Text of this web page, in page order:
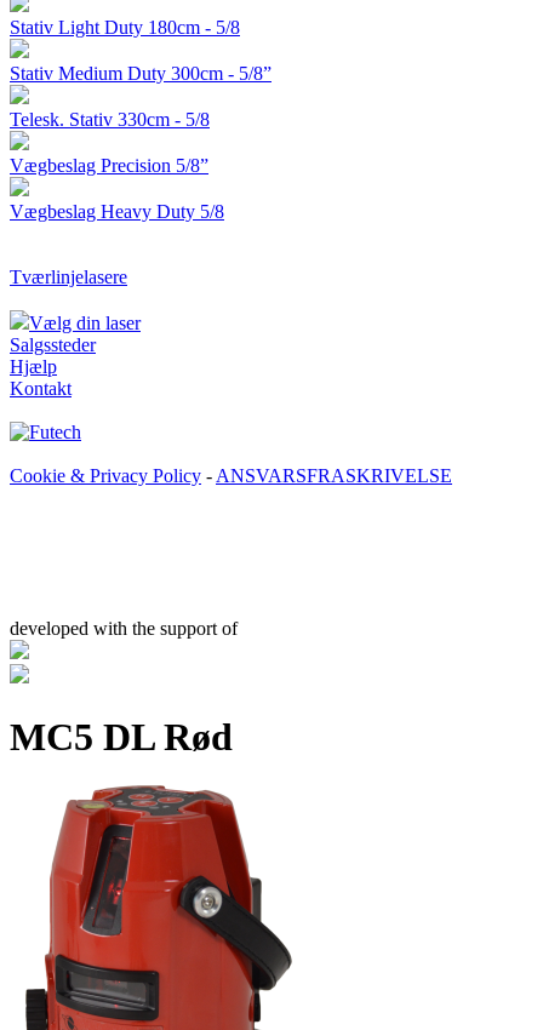
Stativ Light Duty 180cm - 5/8
Stativ Medium Duty 300cm - 5/8”
Telesk. Stativ 330cm - 5/8
Vægbeslag Precision 5/8”
Vægbeslag Heavy Duty 5/8
Tværlinjelasere
Vælg din laser
Salgssteder
Hjælp
Kontakt
Cookie & Privacy Policy - ANSVARSFRASKRIVELSE
developed with the support of
MC5 DL Rød